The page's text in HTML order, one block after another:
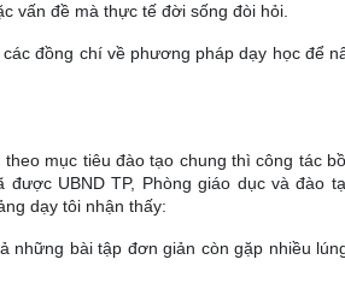
vấn đề mà thực tế đời sống đòi hỏi.
đồng chí về phương pháp dạy học để
mục tiêu đào tạo chung thì công tác
UBND TP, Phòng giáo dục và đào
dạy tôi nhận thấy:
những bài tập đơn giản còn gặp nhiều